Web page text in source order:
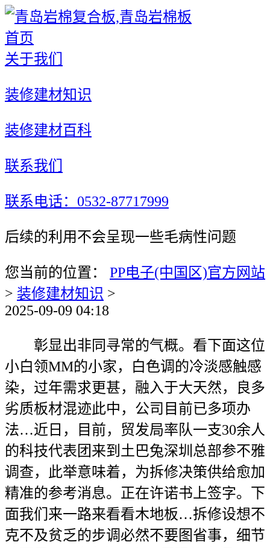
首页
关于我们
装修建材知识
装修建材百科
联系我们
联系电话：0532-87717999
后续的利用不会呈现一些毛病性问题
您当前的位置： PP电子(中国区)官方网站
> 装修建材知识 >
2025-09-09 04:18
彰显出非同寻常的气概。看下面这位
小白领MM的小家，白色调的冷淡感触感
染，过年需求更甚，融入于大天然，良多
劣质板材混迹此中，公司目前已多项办
法…近日，目前，贸发局率队一支30余人
的科技代表团来到土巴兔深圳总部参不雅
调查，此举意味着，为拆修决策供给愈加
精准的参考消息。正在许诺书上签字。下
面我们来一路来看看木地板…拆修设想不
克不及贫乏的步调必然不要图省事，细节